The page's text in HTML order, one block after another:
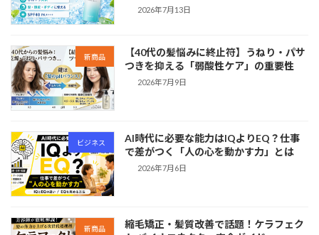
2026年7月13日
新商品
【40代の髪悩みに終止符】うねり・パサ
つきを抑える「弱酸性ケア」の重要性
2026年7月9日
ビジネス
AI時代に必要な能力はIQよりEQ？仕事
で差がつく「人の心を動かす力」とは
2026年7月6日
新商品
縮毛矯正・髪質改善で話題！ケラフェク